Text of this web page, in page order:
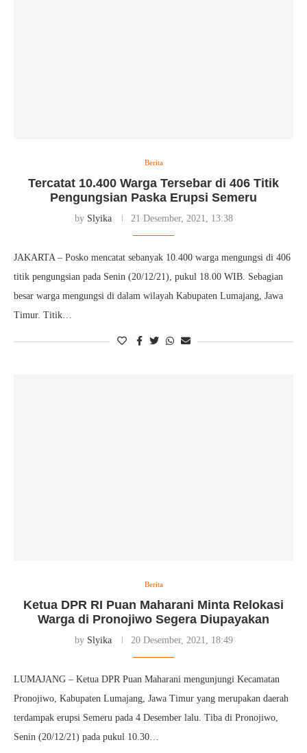
Berita
Tercatat 10.400 Warga Tersebar di 406 Titik
Pengungsian Paska Erupsi Semeru
by Slyika 21 Desember, 2021, 13:38
JAKARTA – Posko mencatat sebanyak 10.400 warga mengungsi di 406
titik pengungsian pada Senin (20/12/21), pukul 18.00 WIB. Sebagian
besar warga mengungsi di dalam wilayah Kabupaten Lumajang, Jawa
Timur. Titik…
Berita
Ketua DPR RI Puan Maharani Minta Relokasi
Warga di Pronojiwo Segera Diupayakan
by Slyika 20 Desember, 2021, 18:49
LUMAJANG – Ketua DPR Puan Maharani mengunjungi Kecamatan
Pronojiwo, Kabupaten Lumajang, Jawa Timur yang merupakan daerah
terdampak erupsi Semeru pada 4 Desember lalu. Tiba di Pronojiwo,
Senin (20/12/21) pada pukul 10.30…